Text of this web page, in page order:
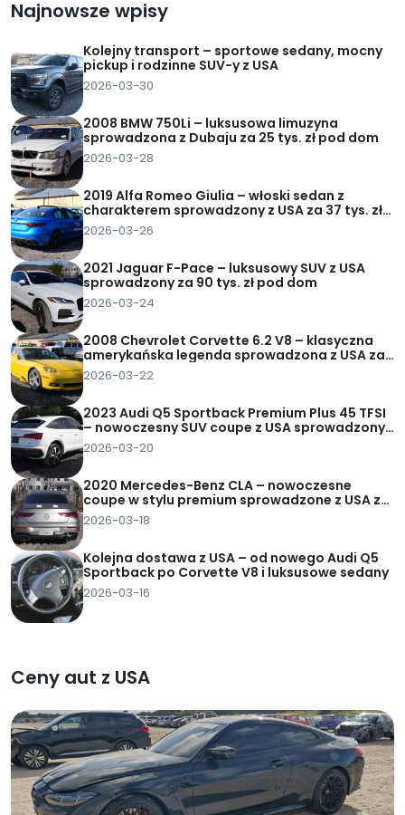
Najnowsze wpisy
Kolejny transport – sportowe sedany, mocny
pickup i rodzinne SUV-y z USA
2026-03-30
2008 BMW 750Li – luksusowa limuzyna
sprowadzona z Dubaju za 25 tys. zł pod dom
2026-03-28
2019 Alfa Romeo Giulia – włoski sedan z
charakterem sprowadzony z USA za 37 tys. zł
pod dom
2026-03-26
2021 Jaguar F-Pace – luksusowy SUV z USA
sprowadzony za 90 tys. zł pod dom
2026-03-24
2008 Chevrolet Corvette 6.2 V8 – klasyczna
amerykańska legenda sprowadzona z USA za
62 tys. zł pod dom
2026-03-22
2023 Audi Q5 Sportback Premium Plus 45 TFSI
– nowoczesny SUV coupe z USA sprowadzony
za 95 tys. zł pod dom
2026-03-20
2020 Mercedes-Benz CLA – nowoczesne
coupe w stylu premium sprowadzone z USA za
82 tys. zł pod dom
2026-03-18
Kolejna dostawa z USA – od nowego Audi Q5
Sportback po Corvette V8 i luksusowe sedany
2026-03-16
Ceny aut z USA